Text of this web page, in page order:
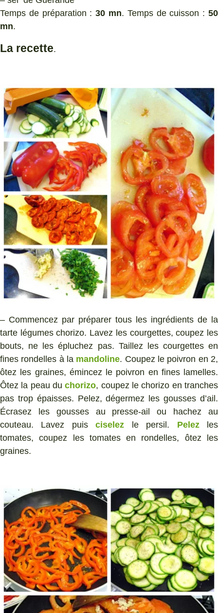
Temps de préparation :30 mn. Temps de cuisson :50
mn.
La recette.
– Commencez par préparer tous les ingrédients de la
tarte légumes chorizo. Lavez les courgettes, coupez les
bouts, ne les épluchez pas. Taillez les courgettes en
fines rondelles à la mandoline. Coupez le poivron en 2,
ôtez les graines, émincez le poivron en fines lamelles.
Ôtez la peau duchorizo, coupez le chorizo en tranches
pas trop épaisses. Pelez, dégermez les gousses d’ail.
Écrasez les gousses au presse-ail ou hachez au
couteau. Lavez puisciselez le persil. Pelezles
tomates, coupez les tomates en rondelles, ôtez les
graines.